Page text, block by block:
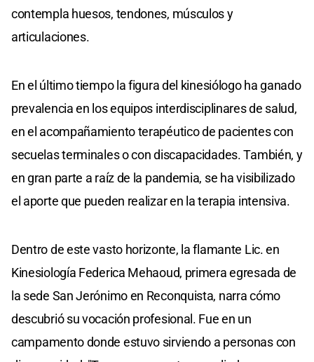
contempla huesos, tendones, músculos y
articulaciones.
En el último tiempo la figura del kinesiólogo ha ganado
prevalencia en los equipos interdisciplinares de salud,
en el acompañamiento terapéutico de pacientes con
secuelas terminales o con discapacidades. También, y
en gran parte a raíz de la pandemia, se ha visibilizado
el aporte que pueden realizar en la terapia intensiva.
Dentro de este vasto horizonte, la flamante Lic. en
Kinesiología Federica Mehaoud, primera egresada de
la sede San Jerónimo en Reconquista, narra cómo
descubrió su vocación profesional. Fue en un
campamento donde estuvo sirviendo a personas con